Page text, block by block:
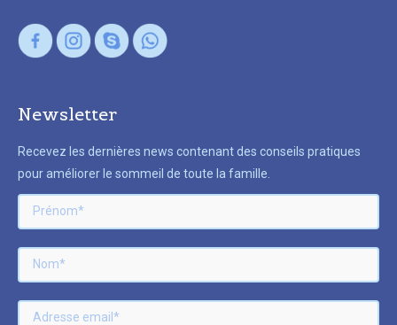
Newsletter
Recevez les dernières news contenant des conseils pratiques
pour améliorer le sommeil de toute la famille.